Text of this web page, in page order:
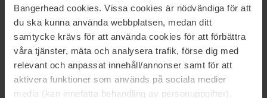
Bangerhead cookies. Vissa cookies är nödvändiga för att
du ska kunna använda webbplatsen, medan ditt
samtycke krävs för att använda cookies för att förbättra
våra tjänster, mäta och analysera trafik, förse dig med
relevant och anpassat innehåll/annonser samt för att
aktivera funktioner som används på sociala medier
media (kan innefatta behandling av personuppgifter).
* Fremstillet i Grasse, Frankrig.
* Brændetid op til 60 timer.
* Samlet vægt 240 g
Størrelse: 240 ml